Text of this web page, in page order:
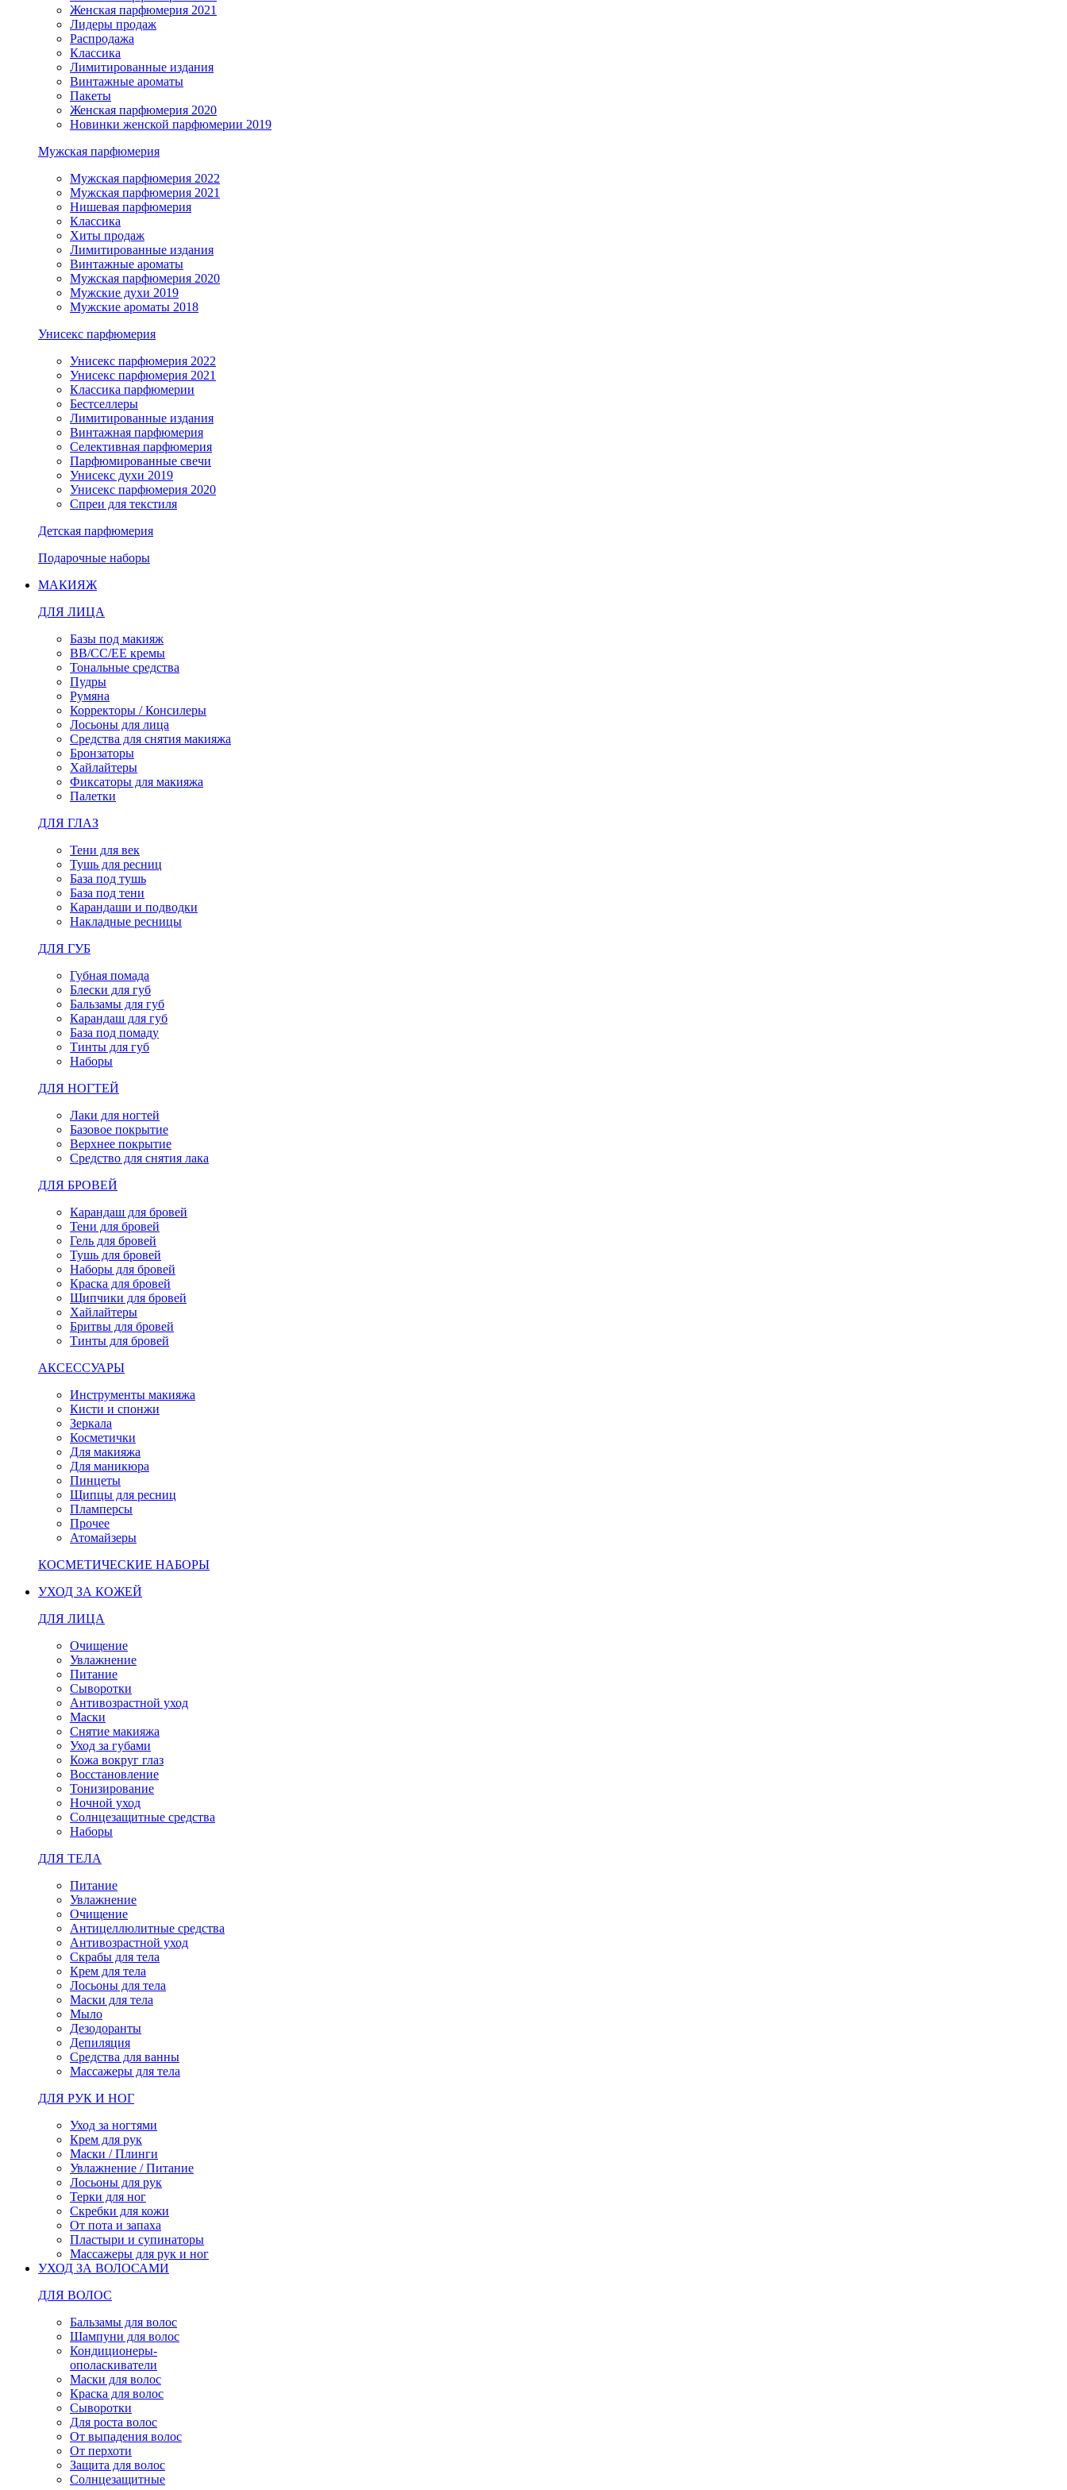
Женская парфюмерия 2021
Лидеры продаж
Распродажа
Классика
Лимитированные издания
Винтажные ароматы
Пакеты
Женская парфюмерия 2020
Новинки женской парфюмерии 2019
Мужская парфюмерия
Мужская парфюмерия 2022
Мужская парфюмерия 2021
Нишевая парфюмерия
Классика
Хиты продаж
Лимитированные издания
Винтажные ароматы
Мужская парфюмерия 2020
Мужские духи 2019
Мужские ароматы 2018
Унисекс парфюмерия
Унисекс парфюмерия 2022
Унисекс парфюмерия 2021
Классика парфюмерии
Бестселлеры
Лимитированные издания
Винтажная парфюмерия
Селективная парфюмерия
Парфюмированные свечи
Унисекс духи 2019
Унисекс парфюмерия 2020
Спреи для текстиля
Детская парфюмерия
Подарочные наборы
МАКИЯЖ
ДЛЯ ЛИЦА
Базы под макияж
BB/CC/EE кремы
Тональные средства
Пудры
Румяна
Корректоры / Консилеры
Лосьоны для лица
Средства для снятия макияжа
Бронзаторы
Хайлайтеры
Фиксаторы для макияжа
Палетки
ДЛЯ ГЛАЗ
Тени для век
Тушь для ресниц
База под тушь
База под тени
Карандаши и подводки
Накладные ресницы
ДЛЯ ГУБ
Губная помада
Блески для губ
Бальзамы для губ
Карандаш для губ
База под помаду
Тинты для губ
Наборы
ДЛЯ НОГТЕЙ
Лаки для ногтей
Базовое покрытие
Верхнее покрытие
Средство для снятия лака
ДЛЯ БРОВЕЙ
Карандаш для бровей
Тени для бровей
Гель для бровей
Тушь для бровей
Наборы для бровей
Краска для бровей
Щипчики для бровей
Хайлайтеры
Бритвы для бровей
Тинты для бровей
АКСЕССУАРЫ
Инструменты макияжа
Кисти и спонжи
Зеркала
Косметички
Для макияжа
Для маникюра
Пинцеты
Щипцы для ресниц
Пламперсы
Прочее
Атомайзеры
КОСМЕТИЧЕСКИЕ НАБОРЫ
УХОД ЗА КОЖЕЙ
ДЛЯ ЛИЦА
Очищение
Увлажнение
Питание
Сыворотки
Антивозрастной уход
Маски
Снятие макияжа
Уход за губами
Кожа вокруг глаз
Восстановление
Тонизирование
Ночной уход
Солнцезащитные средства
Наборы
ДЛЯ ТЕЛА
Питание
Увлажнение
Очищение
Антицеллюлитные средства
Антивозрастной уход
Скрабы для тела
Крем для тела
Лосьоны для тела
Маски для тела
Мыло
Дезодоранты
Депиляция
Средства для ванны
Массажеры для тела
ДЛЯ РУК И НОГ
Уход за ногтями
Крем для рук
Маски / Плинги
Увлажнение / Питание
Лосьоны для рук
Терки для ног
Скребки для кожи
От пота и запаха
Пластыри и супинаторы
Массажеры для рук и ног
УХОД ЗА ВОЛОСАМИ
ДЛЯ ВОЛОС
Бальзамы для волос
Шампуни для волос
Кондиционеры-
ополаскиватели
Маски для волос
Краска для волос
Сыворотки
Для роста волос
От выпадения волос
От перхоти
Защита для волос
Солнцезащитные